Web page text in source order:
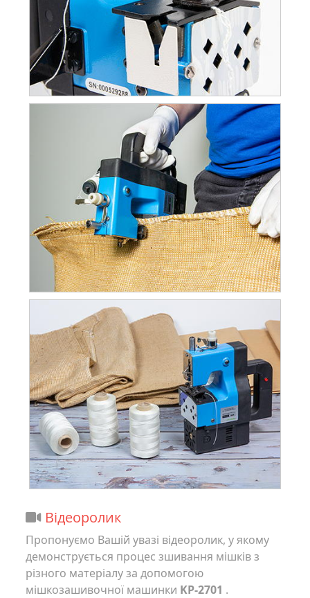
Відеоролик
Пропонуємо Вашій увазі відеоролик, у якому
демонструється процес зшивання мішків з
різного матеріалу за допомогою
мішкозашивочної машинки KP-2701 .